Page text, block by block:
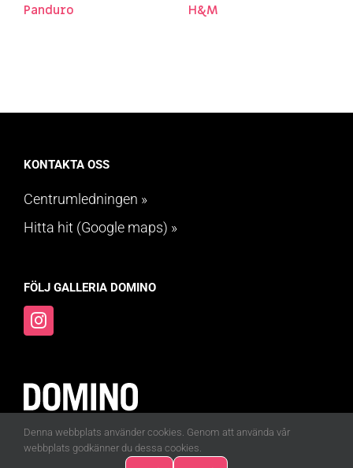
Panduro H&M
KONTAKTA OSS
Centrumledningen »
Hitta hit (Google maps) »
FÖLJ GALLERIA DOMINO
Denna webbplats använder cookies. Genom att använda vår
webbplats godkänner du dessa cookies.